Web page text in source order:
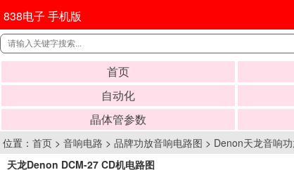
838电子 手机版
首页
自动化
晶体管参数
位置： 首页 > 音响电路 > 品牌功放音响电路图 > Denon天龙音响
天龙Denon DCM-27 CD机电路图